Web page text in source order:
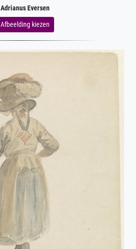
Adrianus Eversen
Afbeelding kiezen